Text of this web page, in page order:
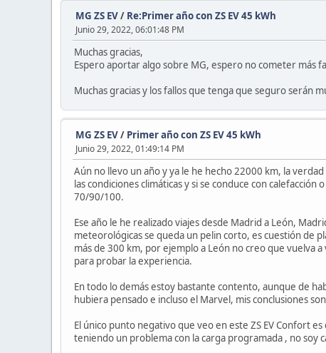
MG ZS EV/ Re:Primer año con ZS EV 45 kWh
Junio 29, 2022, 06:01:48 PM
Muchas gracias,
Espero aportar algo sobre MG, espero no cometer más
Muchas gracias y los fallos que tenga que seguro serán
MG ZS EV/ Primer año con ZS EV 45 kWh
Junio 29, 2022, 01:49:14 PM
Aún no llevo un año y ya le he hecho 22000 km, la
las condiciones climáticas y si se conduce con
70/90/100.
Ese año le he realizado viajes desde Madrid a León,
meteorológicas se queda un pelin corto, es cuestión de
más de 300 km, por ejemplo a León no creo que vuelva
para probar la experiencia.
En todo lo demás estoy bastante contento, aunque de
hubiera pensado e incluso el Marvel, mis conclusiones
El único punto negativo que veo en este ZS EV Confort
teniendo un problema con la carga programada , no soy